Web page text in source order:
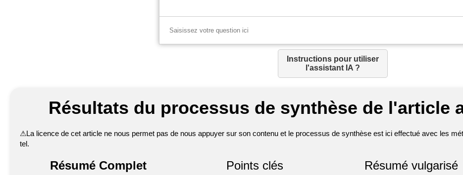
Instructions pour utiliser
l'assistant IA ?
Résultats du processus de synthèse de l'article
⚠La licence de cet article ne nous permet pas de nous appuyer sur son contenu et le processus de synthèse est ici effectué avec les
tel.
Résumé Complet Points clés Résumé vulgarisé